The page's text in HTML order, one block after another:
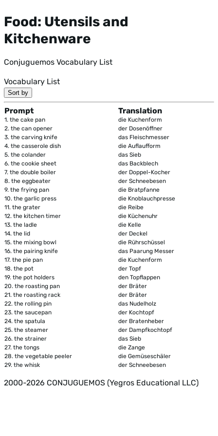
Food: Utensils and
Kitchenware
Conjuguemos Vocabulary List
Vocabulary List
Sort by
Prompt Translation
1. the cake pan
die Kuchenform
2. the can opener
der Dosenöffner
3. the carving knife
das Fleischmesser
4. the casserole dish
die Auflaufform
5. the colander
das Sieb
6. the cookie sheet
das Backblech
7. the double boiler
der Doppel-Kocher
8. the eggbeater
der Schneebesen
9. the frying pan
die Bratpfanne
10. the garlic press
die Knoblauchpresse
11. the grater
die Reibe
12. the kitchen timer
die Küchenuhr
13. the ladle
die Kelle
14. the lid
der Deckel
15. the mixing bowl
die Rührschüssel
16. the pairing knife
das Paarung Messer
17. the pie pan
die Kuchenform
18. the pot
der Topf
19. the pot holders
den Topflappen
20. the roasting pan
der Bräter
21. the roasting rack
der Bräter
22. the rolling pin
das Nudelholz
23. the saucepan
der Kochtopf
24. the spatula
der Bratenheber
25. the steamer
der Dampfkochtopf
26. the strainer
das Sieb
27. the tongs
die Zange
28. the vegetable peeler
die Gemüseschäler
29. the whisk der Schneebesen
2000-2026 CONJUGUEMOS (Yegros Educational LLC)